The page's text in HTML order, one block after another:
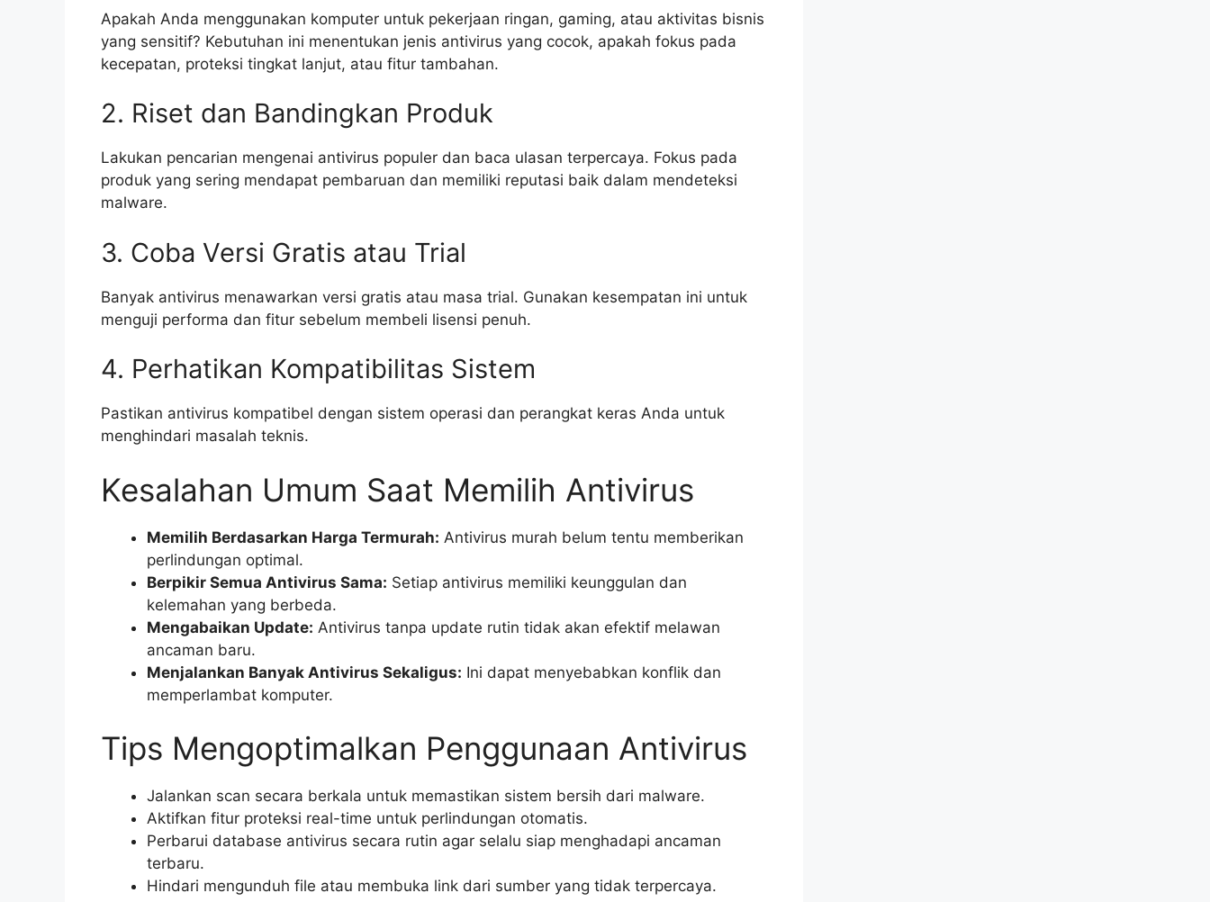
Apakah Anda menggunakan komputer untuk pekerjaan ringan, gaming, atau aktivitas bisnis
yang sensitif? Kebutuhan ini menentukan jenis antivirus yang cocok, apakah fokus pada
kecepatan, proteksi tingkat lanjut, atau fitur tambahan.
2. Riset dan Bandingkan Produk
Lakukan pencarian mengenai antivirus populer dan baca ulasan terpercaya. Fokus pada
produk yang sering mendapat pembaruan dan memiliki reputasi baik dalam mendeteksi
malware.
3. Coba Versi Gratis atau Trial
Banyak antivirus menawarkan versi gratis atau masa trial. Gunakan kesempatan ini untuk
menguji performa dan fitur sebelum membeli lisensi penuh.
4. Perhatikan Kompatibilitas Sistem
Pastikan antivirus kompatibel dengan sistem operasi dan perangkat keras Anda untuk
menghindari masalah teknis.
Kesalahan Umum Saat Memilih Antivirus
Memilih Berdasarkan Harga Termurah: Antivirus murah belum tentu memberikan
perlindungan optimal.
Berpikir Semua Antivirus Sama: Setiap antivirus memiliki keunggulan dan
kelemahan yang berbeda.
Mengabaikan Update: Antivirus tanpa update rutin tidak akan efektif melawan
ancaman baru.
Menjalankan Banyak Antivirus Sekaligus: Ini dapat menyebabkan konflik dan
memperlambat komputer.
Tips Mengoptimalkan Penggunaan Antivirus
Jalankan scan secara berkala untuk memastikan sistem bersih dari malware.
Aktifkan fitur proteksi real-time untuk perlindungan otomatis.
Perbarui database antivirus secara rutin agar selalu siap menghadapi ancaman
terbaru.
Hindari mengunduh file atau membuka link dari sumber yang tidak terpercaya.